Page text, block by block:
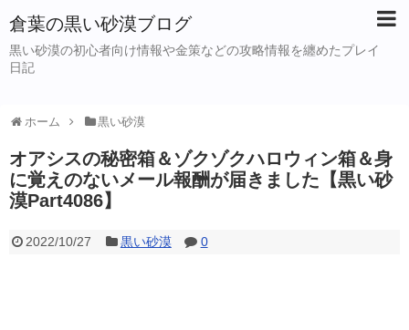
倉葉の黒い砂漠ブログ
黒い砂漠の初心者向け情報や金策などの攻略情報を纏めたプレイ
日記
ホーム 黒い砂漠
オアシスの秘密箱＆ゾクゾクハロウィン箱＆身
に覚えのないメール報酬が届きました【黒い砂
漠Part4086】
2022/10/27 黒い砂漠 0